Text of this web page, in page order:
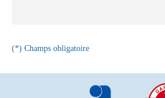
(*) Champs obligatoire